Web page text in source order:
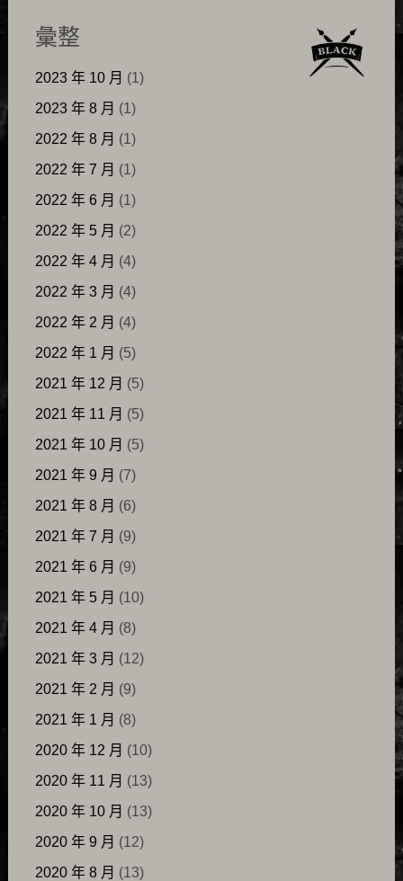
彙整
2023 年 10 月 (1)
2023 年 8 月 (1)
2022 年 8 月 (1)
2022 年 7 月 (1)
2022 年 6 月 (1)
2022 年 5 月 (2)
2022 年 4 月 (4)
2022 年 3 月 (4)
2022 年 2 月 (4)
2022 年 1 月 (5)
2021 年 12 月 (5)
2021 年 11 月 (5)
2021 年 10 月 (5)
2021 年 9 月 (7)
2021 年 8 月 (6)
2021 年 7 月 (9)
2021 年 6 月 (9)
2021 年 5 月 (10)
2021 年 4 月 (8)
2021 年 3 月 (12)
2021 年 2 月 (9)
2021 年 1 月 (8)
2020 年 12 月 (10)
2020 年 11 月 (13)
2020 年 10 月 (13)
2020 年 9 月 (12)
2020 年 8 月 (13)